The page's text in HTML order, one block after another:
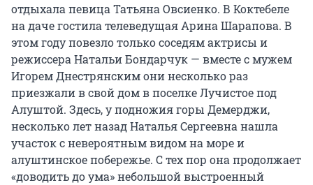
отдыхала певица Татьяна Овсиенко. В Коктебеле
на даче гостила телеведущая Арина Шарапова. В
этом году повезло только соседям актрисы и
режиссера Натальи Бондарчук — вместе с мужем
Игорем Днестрянским они несколько раз
приезжали в свой дом в поселке Лучистое под
Алуштой. Здесь, у подножия горы Демерджи,
несколько лет назад Наталья Сергеевна нашла
участок с невероятным видом на море и
алуштинское побережье. С тех пор она продолжает
«доводить до ума» небольшой выстроенный